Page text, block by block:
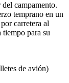
campamento.
temprano en un
carretera al
para su
de avión)